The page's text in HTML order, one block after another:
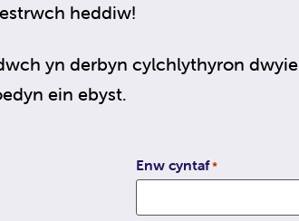
heddiw!
yn derbyn cylchlythyron
ein ebyst.
Enw cyntaf*